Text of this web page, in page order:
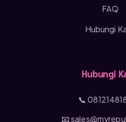
FAQ
Hubungi
Hubungi
📞
📧